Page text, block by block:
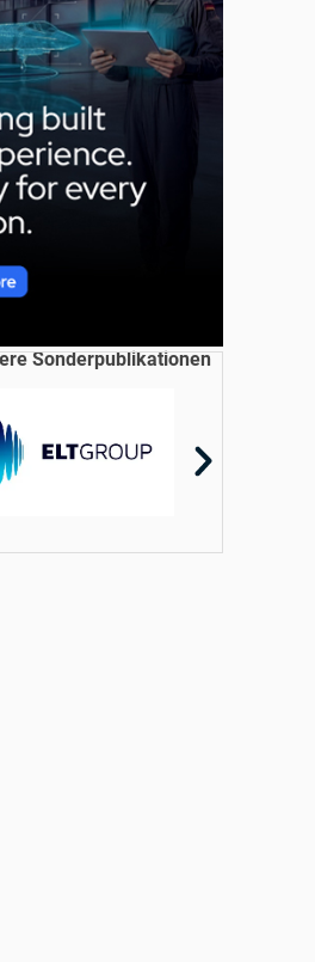
Sonderpublikationen